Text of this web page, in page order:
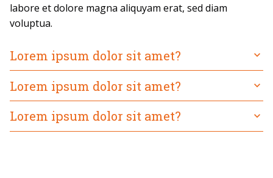
labore et dolore magna aliquyam erat, sed diam
voluptua.
Lorem ipsum dolor sit amet?
Lorem ipsum dolor sit amet?
Lorem ipsum dolor sit amet?